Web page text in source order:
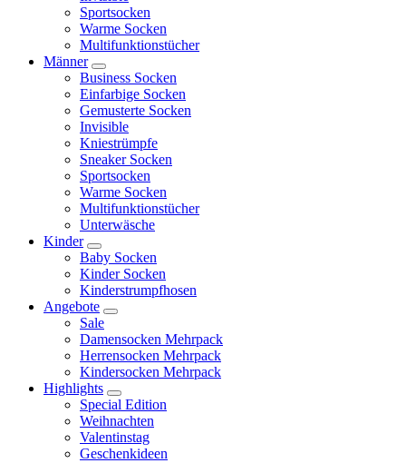
Sportsocken
Warme Socken
Multifunktionstücher
Männer
Business Socken
Einfarbige Socken
Gemusterte Socken
Invisible
Kniestrümpfe
Sneaker Socken
Sportsocken
Warme Socken
Multifunktionstücher
Unterwäsche
Kinder
Baby Socken
Kinder Socken
Kinderstrumpfhosen
Angebote
Sale
Damensocken Mehrpack
Herrensocken Mehrpack
Kindersocken Mehrpack
Highlights
Special Edition
Weihnachten
Valentinstag
Geschenkideen